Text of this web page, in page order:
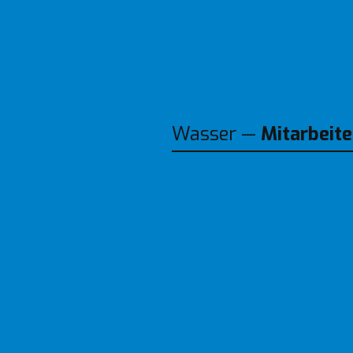
Wasser —